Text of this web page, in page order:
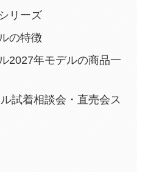
リーズ
の特徴
2027年モデルの商品一
試着相談会・直売会ス